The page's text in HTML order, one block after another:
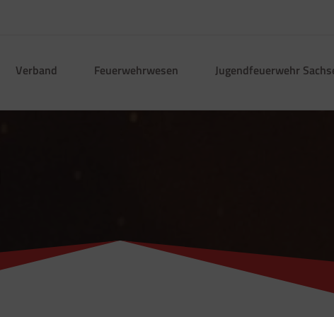
Verband Feuerwehrwesen Jugendfeuerwehr